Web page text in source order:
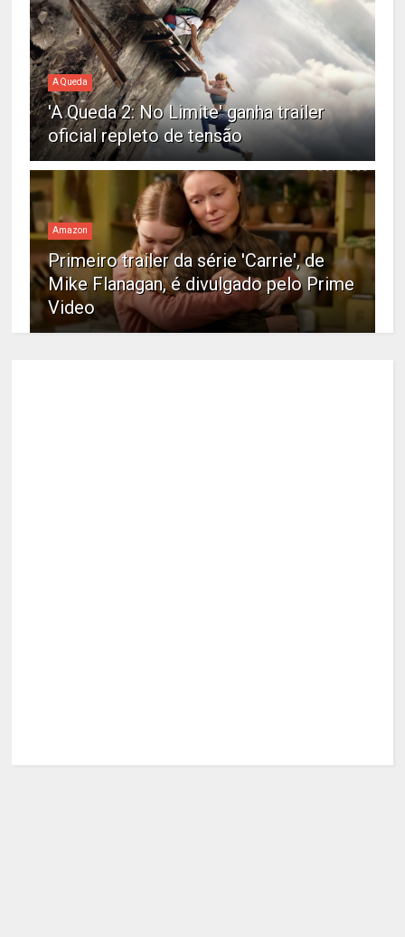
A Queda
'A Queda 2: No Limite' ganha trailer
oficial repleto de tensão
Amazon
Primeiro trailer da série 'Carrie', de
Mike Flanagan, é divulgado pelo Prime
Video